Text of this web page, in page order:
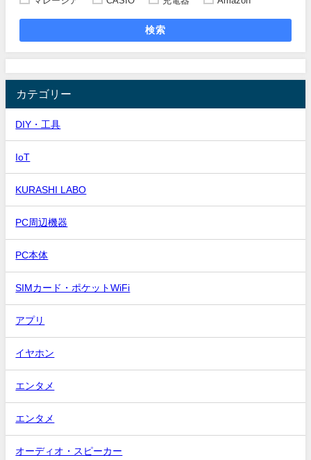
検索
カテゴリー
DIY・工具
IoT
KURASHI LABO
PC周辺機器
PC本体
SIMカード・ポケットWiFi
アプリ
イヤホン
エンタメ
エンタメ
オーディオ・スピーカー